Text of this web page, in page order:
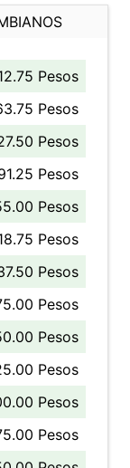
Pesos
Pesos
Pesos
Pesos
Pesos
Pesos
Pesos
Pesos
Pesos
Pesos
Pesos
Pesos